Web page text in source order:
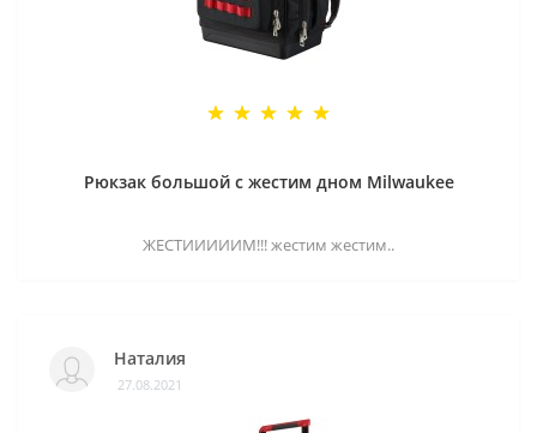
Рюкзак большой с жестим дном Milwaukee
ЖЕСТИИИИИМ!!! жестим жестим..
Наталия
27.08.2021